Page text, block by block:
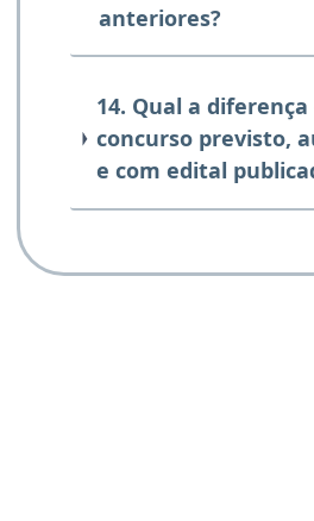
anteriores?
14. Qual a
concurso previsto,
e com edital